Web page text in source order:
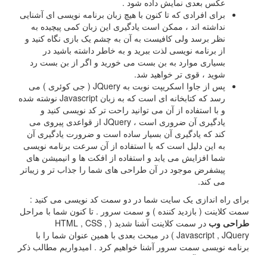
برای افرادی که تا کنون با هیچ زبان برنامه نویسی ای آشنایی
نداشته اند ، ممکن است یادگیری این زبان کمی پیچیده به
نظر برسد ولی کافیست به آن به چشم یک بازی نگاه کنید و
از برنامه نویسی لذت ببرید و به خاطر داشته باشید در
بسیاری موارد به بن بست می خورید و اگر از بن بست رد
شوید ، قوی تر خواهید شد.
پس از جاوا اسکریپت نوبت به JQuery ( جی کوئری ) می
رسد که کتابخانه ای است که به زبان Javascript نوشته شده
و با استفاده از آن می توانید راحت تر کد نویسی کنید و
یادگیری آن ضروری است ، JQuery از قواعدی پیروی می
کند که یادگیری آن بسیار ساده است و ضرورت یادگیری آن
به این دلیل است که با استفاده از آن سرعت برنامه نویسی
شما افزایش می یابد و استفاده از افکت ها و انیمیشن های
پیشفرض موجود در آن طراحی های شما را جذاب تر و زیباتر
اندازی یک سایت شما در دو سمت کد نویسی می کنید :
( بازدید کننده ) و سمت سرور . تا کنون شما با مراحل
وب
در سمت کلاینت آشنا شدید ( HTML , CSS ,
Javascript , JQuery ) در مبحث بعدی با همین عنوان شما را با
نویسی سمت سرور آشنا خواهیم کرد . امیدواریم مطالب ذکر